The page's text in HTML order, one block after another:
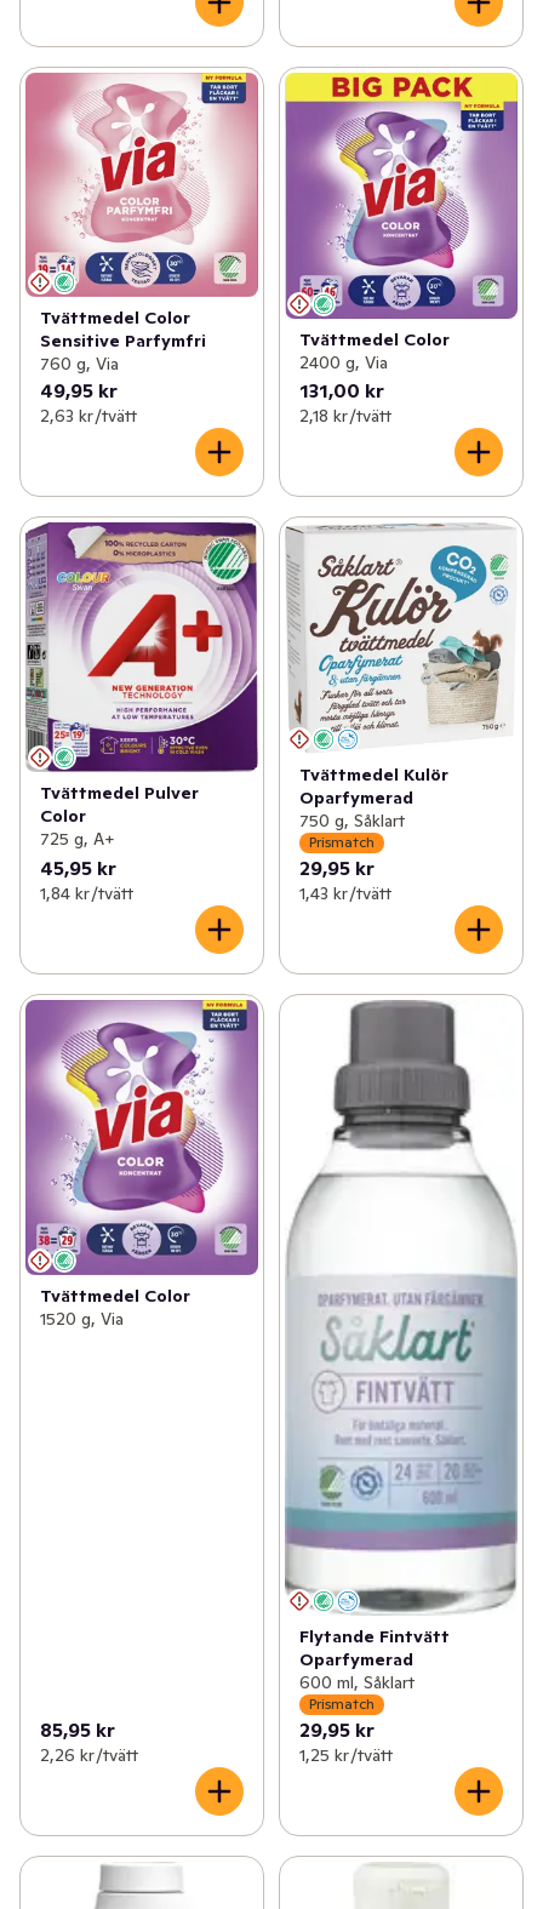
Tvättmedel Color
Sensitive Parfymfri
760 g, Via
49,95 kr
2,63 kr /tvätt
Tvättmedel Color
2400 g, Via
131,00 kr
2,18 kr /tvätt
Tvättmedel Pulver
Color
725 g, A+
45,95 kr
1,84 kr /tvätt
Tvättmedel Kulör
Oparfymerad
750 g, Såklart
Prismatch
29,95 kr
1,43 kr /tvätt
Tvättmedel Color
1520 g, Via
85,95 kr
2,26 kr /tvätt
Flytande Fintvätt
Oparfymerad
600 ml, Såklart
Prismatch
29,95 kr
1,25 kr /tvätt